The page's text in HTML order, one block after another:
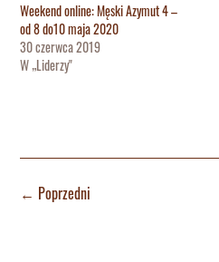
Weekend online: Męski Azymut 4 –
od 8 do10 maja 2020
30 czerwca 2019
W „Liderzy"
← Poprzedni